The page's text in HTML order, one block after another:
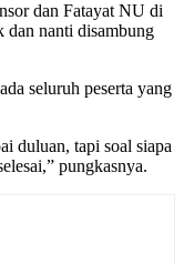
dan Fatayat NU di
dan nanti disambung
seluruh peserta yang
duluan, tapi soal siapa
pungkasnya.